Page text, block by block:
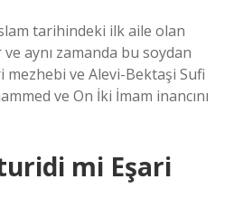
tarihindeki ilk aile olan
aynı zamanda bu soydan
mezhebi ve Alevi-Bektaşi Sufi
ve On İki İmam inancını
mi Eşari